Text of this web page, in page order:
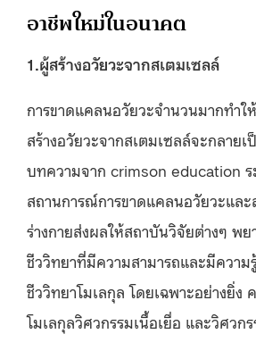
อาชีพใหม่ในอนาคต
1.ผู้สร้างอวัยวะจากสเตมเซลล์
การขาดแคลนอวัยวะจำนวนมากทำใ
สร้างอวัยวะจากสเตมเซลล์จะกลาย
บทความจาก crimson education ร
สถานการณ์การขาดแคลนอวัยวะและ
ร่างกายส่งผลให้สถาบันวิจัยต่างๆ พ
ชีววิทยาที่มีความสามารถและมีควา
ชีววิทยาโมเลกุล โดยเฉพาะอย่างยิ่ง
โมเลกุลวิศวกรรมเนื้อเยื่อ และวิศวก